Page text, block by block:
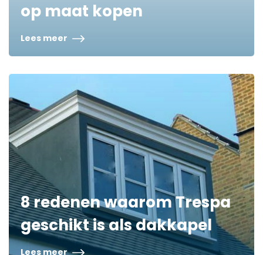
op maat kopen
Lees meer
8 redenen waarom Trespa
geschikt is als dakkapel
Lees meer